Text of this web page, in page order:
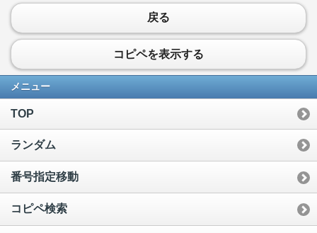
戻る
コピペを表示する
メニュー
TOP
ランダム
番号指定移動
コピペ検索